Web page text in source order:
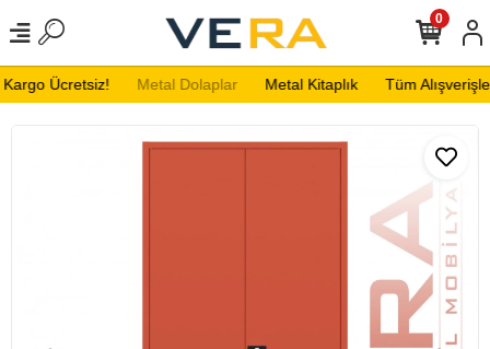
Ücretsiz! Metal Dolaplar Metal Kitaplık Tüm
0